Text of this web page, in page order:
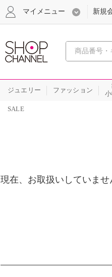
心
マイメニュー 新規
ジュエリー ファッション
SALE
現在、お取扱いしていませ